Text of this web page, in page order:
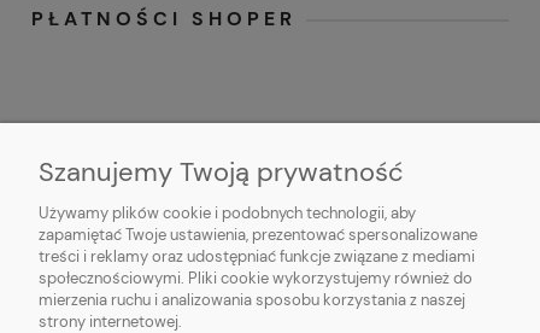
PŁATNOŚCI SHOPER
O NAS
OBSŁUGA KLIENTA
Szanujemy Twoją prywatność
Używamy plików cookie i podobnych technologii, aby
zapamiętać Twoje ustawienia, prezentować spersonalizowane
treści i reklamy oraz udostępniać funkcje związane z mediami
społecznościowymi. Pliki cookie wykorzystujemy również do
mierzenia ruchu i analizowania sposobu korzystania z naszej
strony internetowej.